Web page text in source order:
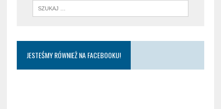
JESTEŚMY RÓWNIEŻ NA FACEBOOKU!